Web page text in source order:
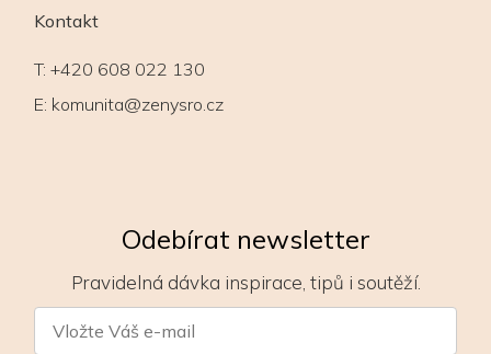
Kontakt
T: +420 608 022 130
E: komunita@zenysro.cz
Odebírat newsletter
Pravidelná dávka inspirace, tipů i soutěží.